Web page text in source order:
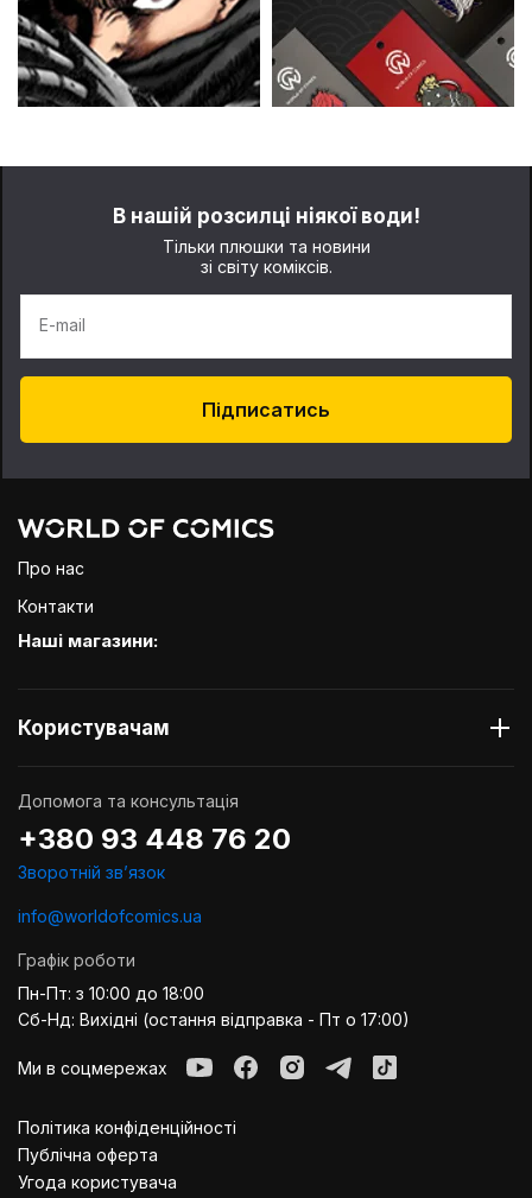
В нашій розсилці ніякої води!
Тільки плюшки та новини
зі світу коміксів.
E-mail
Підписатись
Про нас
Контакти
Наші магазини:
Користувачам
Допомога та консультація
+380 93 448 76 20
Зворотній звʼязок
info@worldofcomics.ua
Графік роботи
Пн-Пт: з 10:00 до 18:00
Сб-Нд: Вихідні (остання відправка - Пт о 17:00)
Ми в соцмережах
Політика конфіденційності
Публiчна оферта
Угода користувача